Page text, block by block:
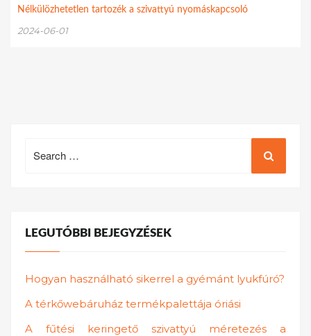
Nélkülözhetetlen tartozék a szivattyú nyomáskapcsoló
2024-06-01
for:
LEGUTÓBBI BEJEGYZÉSEK
Hogyan használható sikerrel a gyémánt lyukfúró?
A térkőwebáruház termékpalettája óriási
A fűtési keringető szivattyú méretezés a